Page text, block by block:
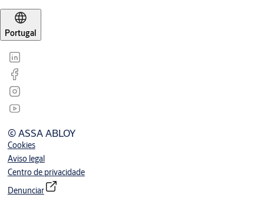
Portugal
© ASSA ABLOY
Cookies
Aviso legal
Centro de privacidade
Denunciar